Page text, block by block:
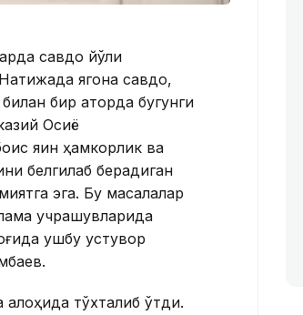
савдо йўли
ягона савдо,
бир қаторда бугунги
Осиё
яқин ҳамкорлик ва
белгилаб берадиган
эга. Бу масалалар
учрашувларида
ушбу устувор
тўхталиб ўтди.